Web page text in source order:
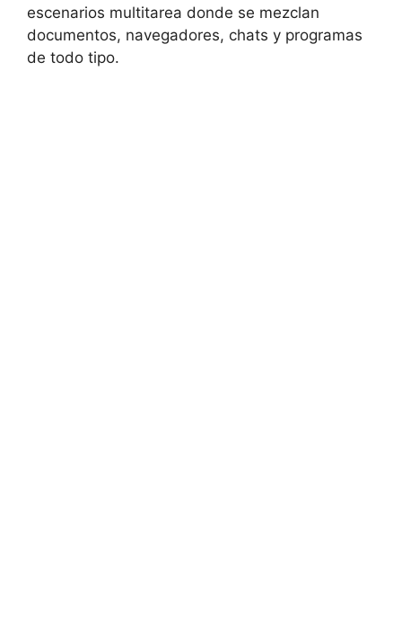
escenarios multitarea donde se mezclan
documentos, navegadores, chats y programas
de todo tipo.